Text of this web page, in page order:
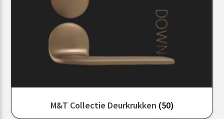
M&T Collectie Deurkrukken (50)